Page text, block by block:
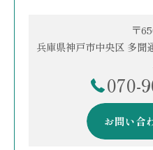
〒
兵庫県神戸市中央区 多聞
070-
お問い合